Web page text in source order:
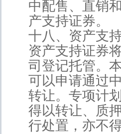
中配售、直销
产支持证券。
十八、资产支
资产支持证券
司登记托管。
可以申请通过
转让。专项计
得以转让、质
行处置，亦不